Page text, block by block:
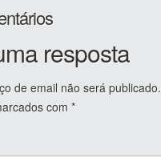
resposta
de email não será publicado.
com *